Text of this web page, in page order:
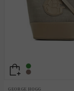
GEORGE HOGG